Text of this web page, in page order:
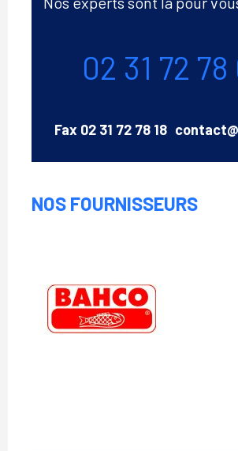
02 31 72
Fax 02 31 72 78 18 Email
NOS FOURNISSEURS